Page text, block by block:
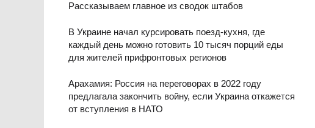
Рассказываем главное из сводок штабов
В Украине начал курсировать поезд-кухня, где
каждый день можно готовить 10 тысяч порций еды
для жителей прифронтовых регионов
Арахамия: Россия на переговорах в 2022 году
предлагала закончить войну, если Украина откажется
от вступления в НАТО